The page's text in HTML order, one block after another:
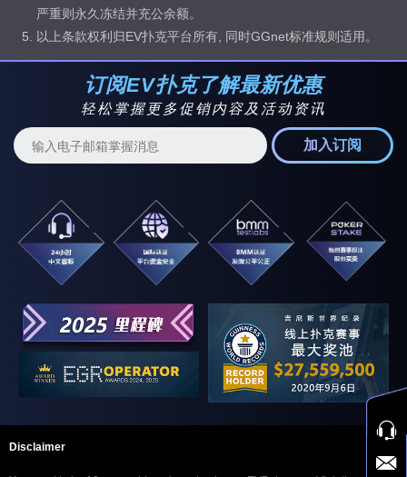
严重则永久冻结并充公余额。
以上条款权利归EV扑克平台所有, 同时GGnet标准规则适用。
订阅EV扑克了解最新优惠
轻松掌握更多促销内容及活动资讯
加入订阅
Disclaimer